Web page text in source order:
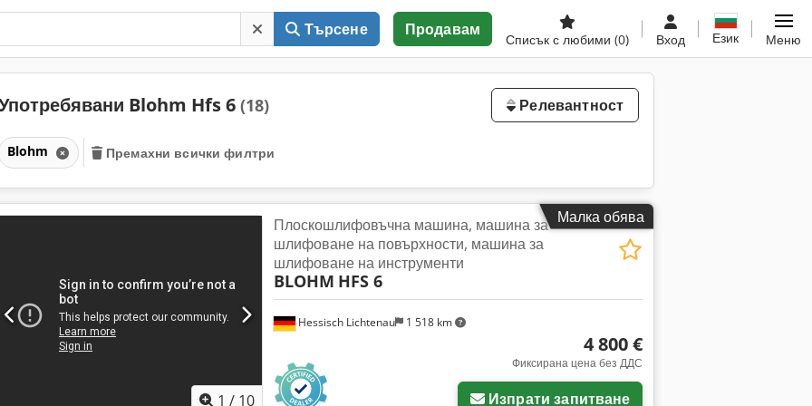
Търсене Продавам
Списък с любими (0) Вход Език Меню
Blohm Hfs 6 (18) Релевантност
Blohm Премахни всички филтри
Малка обява
1 / 10
Hessisch Lichtenau 1 518 km
Плоскошлифовъчна машина, машина за
шлифоване на повърхности, машина за
шлифоване на инструменти
BLOHM HFS 6
4 800 €
Фиксирана цена без ДДС
Изпрати запитване